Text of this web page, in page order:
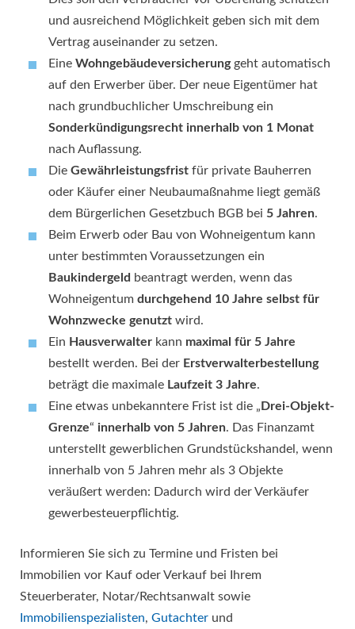
und ausreichend Möglichkeit geben sich mit dem
Vertrag auseinander zu setzen.
Eine Wohngebäudeversicherunggeht automatisch
auf den Erwerber über. Der neue Eigentümer hat
nach grundbuchlicher Umschreibung ein
Sonderkündigungsrecht innerhalb von 1 Monat
nach Auflassung.
Die Gewährleistungsfrist für private Bauherren
oder Käufer einer Neubaumaßnahme liegt gemäß
dem Bürgerlichen Gesetzbuch BGB bei 5 Jahren.
Beim Erwerb oder Bau von Wohneigentum kann
unter bestimmten Voraussetzungen ein
Baukindergeld beantragt werden, wenn das
Wohneigentum durchgehend 10 Jahre selbst für
Wohnzwecke genutzt wird.
Ein Hausverwalter kann maximal für 5 Jahre
bestellt werden. Bei der Erstverwalterbestellung
beträgt die maximale Laufzeit 3 Jahre.
Eine etwas unbekanntere Frist ist die „ Drei-Objekt-
Grenze“ innerhalb von 5 Jahren. Das Finanzamt
unterstellt gewerblichen Grundstückshandel, wenn
innerhalb von 5 Jahren mehr als 3 Objekte
veräußert werden: Dadurch wird der Verkäufer
gewerbesteuerpflichtig.
Informieren Sie sich zu Termine und Fristen bei
Immobilien vor Kauf oder Verkauf bei Ihrem
Steuerberater, Notar/Rechtsanwalt sowie
Immobilienspezialisten, Gutachter und